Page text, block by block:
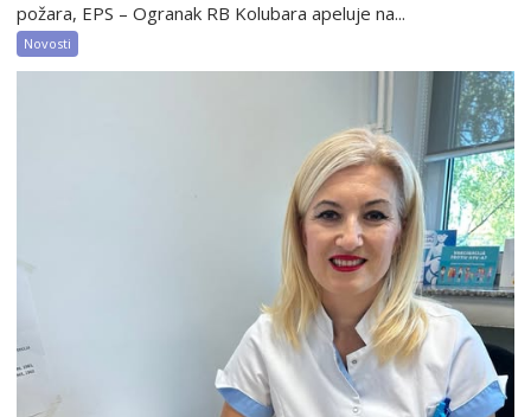
požara, EPS – Ogranak RB Kolubara apeluje na...
Novosti